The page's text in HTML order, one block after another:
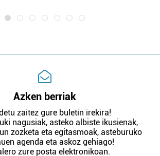
Azken berriak
zaitez gure buletin irekira!
nagusiak, asteko albiste ikusienak,
zozketa eta egitasmoak, asteburuko
agenda eta askoz gehiago!
zure posta elektronikoan.